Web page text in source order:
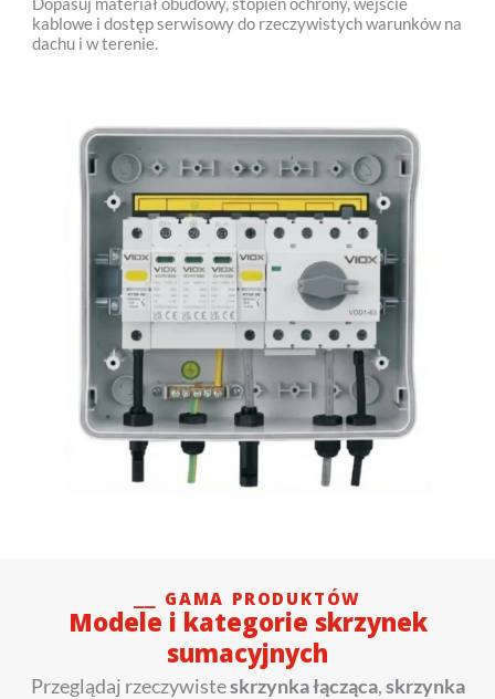
kablowe i dostęp serwisowy do rzeczywistych warunków na
dachu i w terenie.
⎯⎯ GAMA PRODUKTÓW
Modele i kategorie skrzynek
sumacyjnych
Przeglądaj rzeczywisteskrzynka łącząca,skrzynka